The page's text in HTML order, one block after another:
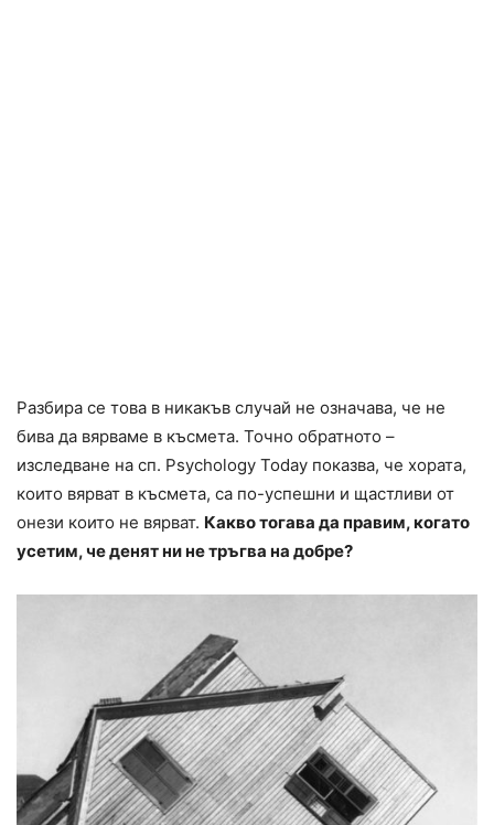
Разбира се това в никакъв случай не означава, че не
бива да вярваме в късмета. Точно обратното –
изследване на сп. Psychology Today показва, че хората,
които вярват в късмета, са по-успешни и щастливи от
онези които не вярват. Какво тогава да правим, когато
усетим, че денят ни не тръгва на добре?